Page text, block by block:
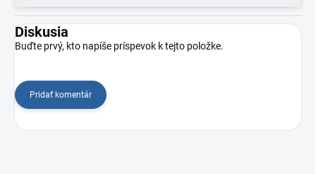
Diskusia
Buďte prvý, kto napíše príspevok k tejto položke.
Pridať komentár